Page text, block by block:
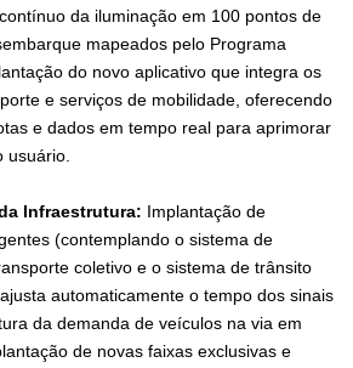
da iluminação em 100 pontos de
mapeados pelo Programa
do novo aplicativo que integra os
e serviços de mobilidade, oferecendo
e dados em tempo real para aprimorar
usuário.
Infraestrutura: Implantação de
(contemplando o sistema de
coletivo e o sistema de trânsito
automaticamente o tempo dos sinais
da demanda de veículos na via em
de novas faixas exclusivas e